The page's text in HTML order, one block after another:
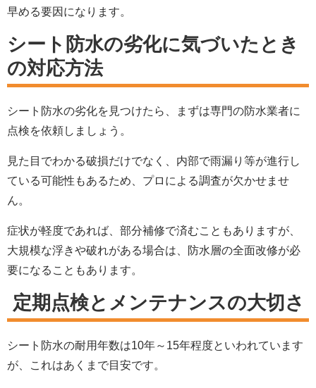
早める要因になります。
シート防水の劣化に気づいたとき
の対応方法
シート防水の劣化を見つけたら、まずは専門の防水業者に
点検を依頼しましょう。
見た目でわかる破損だけでなく、内部で雨漏り等が進行し
ている可能性もあるため、プロによる調査が欠かせませ
ん。
症状が軽度であれば、部分補修で済むこともありますが、
大規模な浮きや破れがある場合は、防水層の全面改修が必
要になることもあります。
定期点検とメンテナンスの大切さ
シート防水の耐用年数は10年～15年程度といわれています
が、これはあくまで目安です。